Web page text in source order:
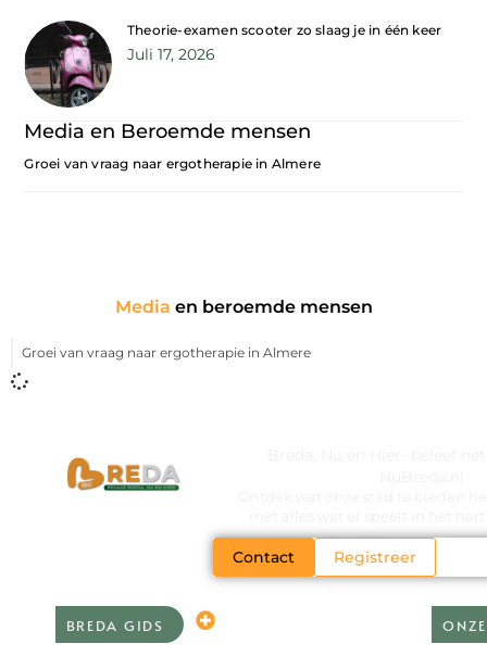
Theorie-examen scooter zo slaag je in één keer
Juli 17, 2026
Media en Beroemde mensen
Groei van vraag naar ergotherapie in Almere
Media en beroemde mensen
Groei van vraag naar ergotherapie in Almere
Contact Registreer
BREDA GIDS